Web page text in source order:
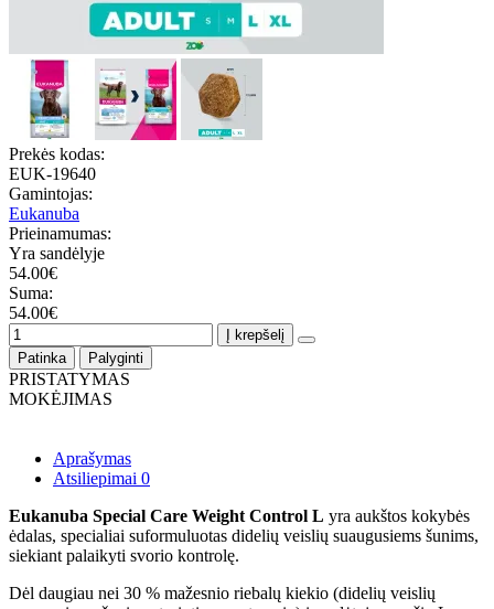
Prekės kodas:
EUK-19640
Gamintojas:
Eukanuba
Prieinamumas:
Yra sandėlyje
54.00€
Suma:
54.00€
Į krepšelį
Patinka
Palyginti
PRISTATYMAS
MOKĖJIMAS
Aprašymas
Atsiliepimai 0
Eukanuba Special Care Weight Control L yra aukštos kokybės
ėdalas, specialiai suformuluotas didelių veislių suaugusiems šunims,
siekiant palaikyti svorio kontrolę.
Dėl daugiau nei 30 % mažesnio riebalų kiekio (didelių veislių